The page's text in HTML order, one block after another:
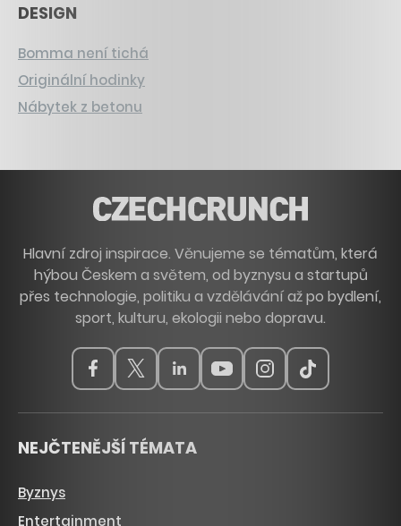
DESIGN
Bomma není tichá
Originální hodinky
Nábytek z betonu
Hlavní zdroj inspirace. Věnujeme se tématům, která
hýbou Českem a světem, od byznysu a startupů
přes technologie, politiku a vzdělávání až po bydlení,
sport, kulturu, ekologii nebo dopravu.
NEJČTENĚJŠÍ TÉMATA
Byznys
Entertainment